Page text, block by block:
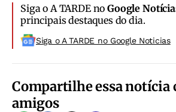
Siga o A TARDE noGoogle
principais destaques do dia.
Siga o A TARDE no Google Noticias
Compartilhe essa notícia
amigos